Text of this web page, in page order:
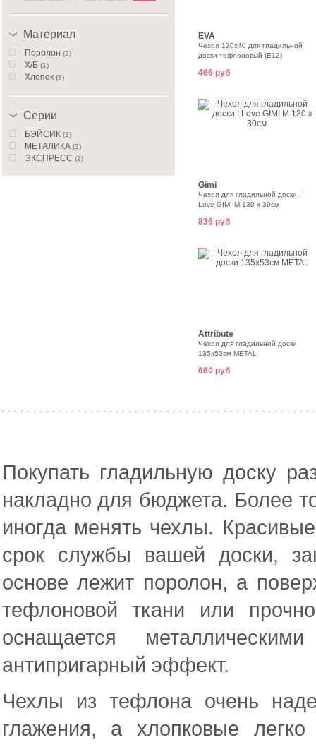
Материал
Поролон (2)
Х/Б (1)
Хлопок (8)
Серии
БЭЙСИК (3)
МЕТАЛИКА (3)
ЭКСПРЕСС (2)
EVA
Чехол 120x40 для гладильной
доски тефлоновый (Е12)
466 руб
Gimi
Чехол для гладильной доски I
Love GIMI M 130 х 30см
836 руб
Attribute
Чехол для гладильной доски
135х53см METAL
660 руб
Покупать гладильную доску
накладно для бюджета. Более
иногда менять чехлы.
срок службы вашей доски,
основе лежит поролон, а
тефлоновой ткани или
оснащается
антипригарный эффект.
Чехлы из тефлона очень
глажения, а хлопковые